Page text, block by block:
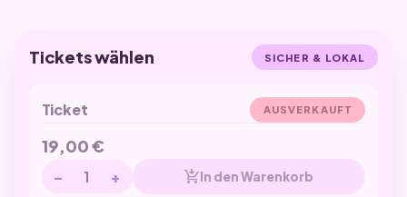
Tickets wählen SICHER & LOKAL
Ticket AUSVERKAUFT
19,00€
− + add_shopping_cartIn den Warenkorb